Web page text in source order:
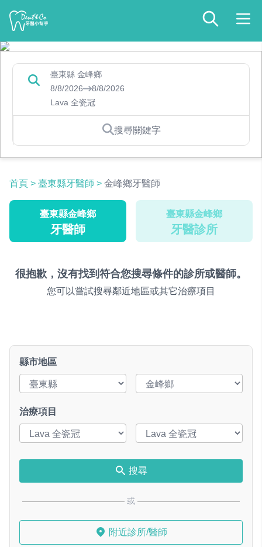
臺東縣 金峰鄉
8/8/2026
8/8/2026
Lava 全瓷冠
搜尋關鍵字
首頁 > 臺東縣牙醫師 > 金峰鄉牙醫師
臺東縣金峰鄉
牙醫師
臺東縣金峰鄉
牙醫診所
很抱歉，沒有找到符合您搜尋條件的診所或醫師。
您可以嘗試搜尋鄰近地區或其它治療項目
縣市地區
治療項目
搜尋
或
附近診所/醫師